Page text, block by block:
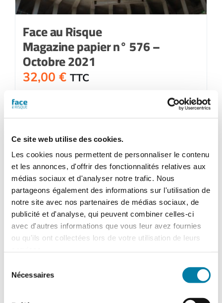
Ce site web utilise des cookies.
Les cookies nous permettent de personnaliser le contenu
et les annonces, d'offrir des fonctionnalités relatives aux
médias sociaux et d'analyser notre trafic. Nous
partageons également des informations sur l'utilisation de
notre site avec nos partenaires de médias sociaux, de
publicité et d'analyse, qui peuvent combiner celles-ci
avec d'autres informations que vous leur avez fournies
ou qu'ils ont collectées lors de votre utilisation de leurs
Nécessaires
Face au Risque
Magazine papier n° 576 –
Octobre 2021
32,00 € TTC
quantité
Face
au
RisqueMagazine
papier
n°
576
-
Octobre
2021
Ajouter au panier